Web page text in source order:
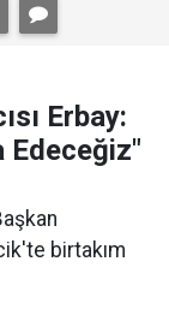
Erbay:
Edeceğiz"
birtakım